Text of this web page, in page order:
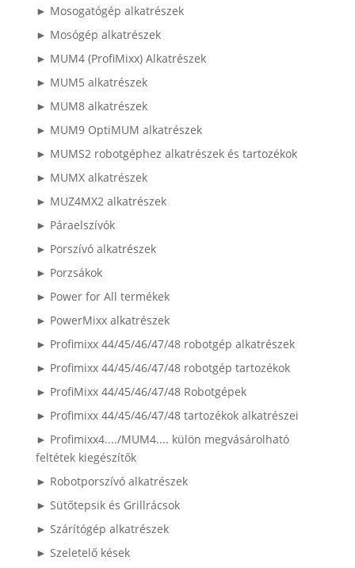
► Mosogatógép alkatrészek
► Mosógép alkatrészek
► MUM4 (ProfiMixx) Alkatrészek
► MUM5 alkatrészek
► MUM8 alkatrészek
► MUM9 OptiMUM alkatrészek
► MUMS2 robotgéphez alkatrészek és tartozékok
► MUMX alkatrészek
► MUZ4MX2 alkatrészek
► Páraelszívók
► Porszívó alkatrészek
► Porzsákok
► Power for All termékek
► PowerMixx alkatrészek
► Profimixx 44/45/46/47/48 robotgép alkatrészek
► Profimixx 44/45/46/47/48 robotgép tartozékok
► ProfiMixx 44/45/46/47/48 Robotgépek
► Profimixx 44/45/46/47/48 tartozékok alkatrészei
► Profimixx4..../MUM4.... külön megvásárolható
feltétek kiegészítők
► Robotporszívó alkatrészek
► Sütőtepsik és Grillrácsok
► Szárítógép alkatrészek
► Szeletelő kések